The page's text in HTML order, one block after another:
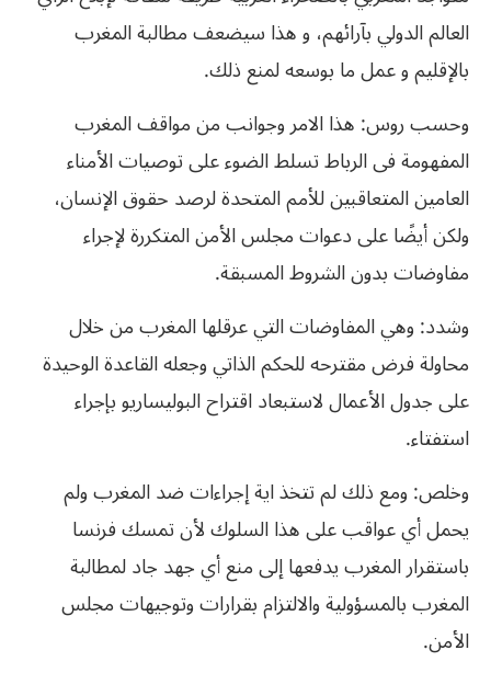
العالم الدولي بآرائهم، و هذا سيضعف مطالبة المغرب
بالإقليم و عمل ما بوسعه لمنع ذلك.
وحسب روس: هذا الامر وجوانب من مواقف المغرب
المفهومة فى الرباط تسلط الضوء على توصيات الأمناء
العامين المتعاقبين للأمم المتحدة لرصد حقوق الإنسان،
ولكن أيضًا على دعوات مجلس الأمن المتكررة لإجراء
مفاوضات بدون الشروط المسبقة.
وشدد: وهي المفاوضات التي عرقلها المغرب من خلال
محاولة فرض مقترحه للحكم الذاتي وجعله القاعدة الوحيدة
على جدول الأعمال لاستبعاد اقتراح البوليساريو بإجراء
استفتاء.
وخلص: ومع ذلك لم تتخذ اية إجراءات ضد المغرب ولم
يحمل أي عواقب على هذا السلوك لأن تمسك فرنسا
باستقرار المغرب يدفعها إلى منع أي جهد جاد لمطالبة
المغرب بالمسؤولية والالتزام بقرارات وتوجيهات مجلس
الأمن.